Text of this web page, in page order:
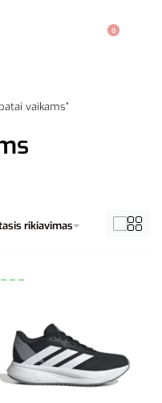
0
vaikams”
rikiavimas